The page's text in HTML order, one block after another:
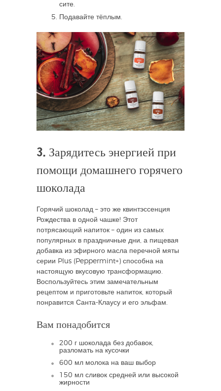
сите.
Подавайте тёплым.
3. Зарядитесь энергией при
помощи домашнего горячего
шоколада
Горячий шоколад – это же квинтэссенция
Рождества в одной чашке! Этот
потрясающий напиток – один из самых
популярных в праздничные дни, а пищевая
добавка из эфирного масла перечной мяты
серии Plus (Peppermint+) способна на
настоящую вкусовую трансформацию.
Воспользуйтесь этим замечательным
рецептом и приготовьте напиток, который
понравится Санта-Клаусу и его эльфам.
Вам понадобится
200 г шоколада без добавок,
разломать на кусочки
600 мл молока на ваш выбор
150 мл сливок средней или высокой
жирности